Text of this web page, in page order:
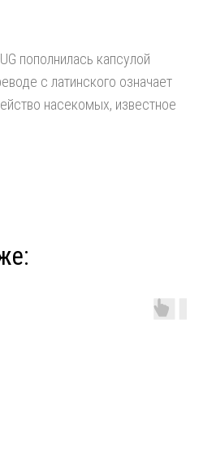
пополнилась капсулой
с латинского означает
насекомых, известное